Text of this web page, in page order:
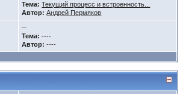
Тема: Текущий процесс и встроенность...
Автор: Андрей Пермяков
--
Тема: ----
Автор: ----